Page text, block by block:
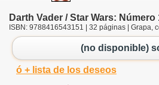
Darth Vader / Star Wars: Número
ISBN: 9788416543151 | 32 páginas | Grapa,
(no disponible)
ó + lista de los deseos